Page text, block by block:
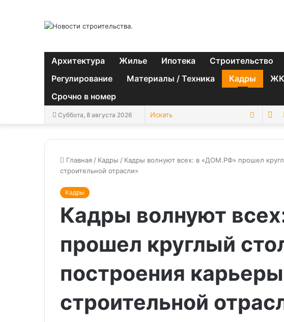
Архитектура Жилье Ипотека Строительство
Регулирование
Материалы / Техника Кадры
Срочно в номер
Суббота, 8 августа 2026 Искать
Главная / Кадры / Кадры волнуют всех: в «ДОМ.РФ» прошел
строительной отрасли»
Кадры
Кадры волнуют
прошел круглый
построения
строительной